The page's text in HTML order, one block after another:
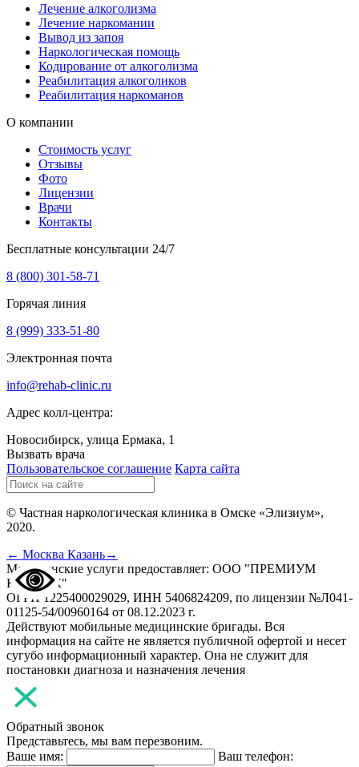
Лечение алкоголизма
Лечение наркомании
Вывод из запоя
Наркологическая помощь
Кодирование от алкоголизма
Реабилитация алкоголиков
Реабилитация наркоманов
О компании
Стоимость услуг
Отзывы
Фото
Лицензии
Врачи
Контакты
Бесплатные консультации 24/7
8 (800) 301-58-71
Горячая линия
8 (999) 333-51-80
Электронная почта
info@rehab-clinic.ru
Адрес колл-центра:
Новосибирск, улица Ермака, 1
Вызвать врача
Пользовательское соглашение Карта сайта
© Частная наркологическая клиника в Омске «Элизиум»,
2020.
← Москва Казань→
Медицинские услуги предоставляет: ООО "ПРЕМИУМ
КЛИНИК"
ОГРН 1225400029029, ИНН 5406824209, по лицензии №Л041-
01125-54/00960164 от 08.12.2023 г.
Действуют мобильные медицинские бригады. Вся
информация на сайте не является публичной офертой и несет
сугубо информационный характер. Она не служит для
постановки диагноза и назначения лечения
Обратный звонок
Представьтесь, мы вам перезвоним.
Ваше имя:
Ваш телефон: